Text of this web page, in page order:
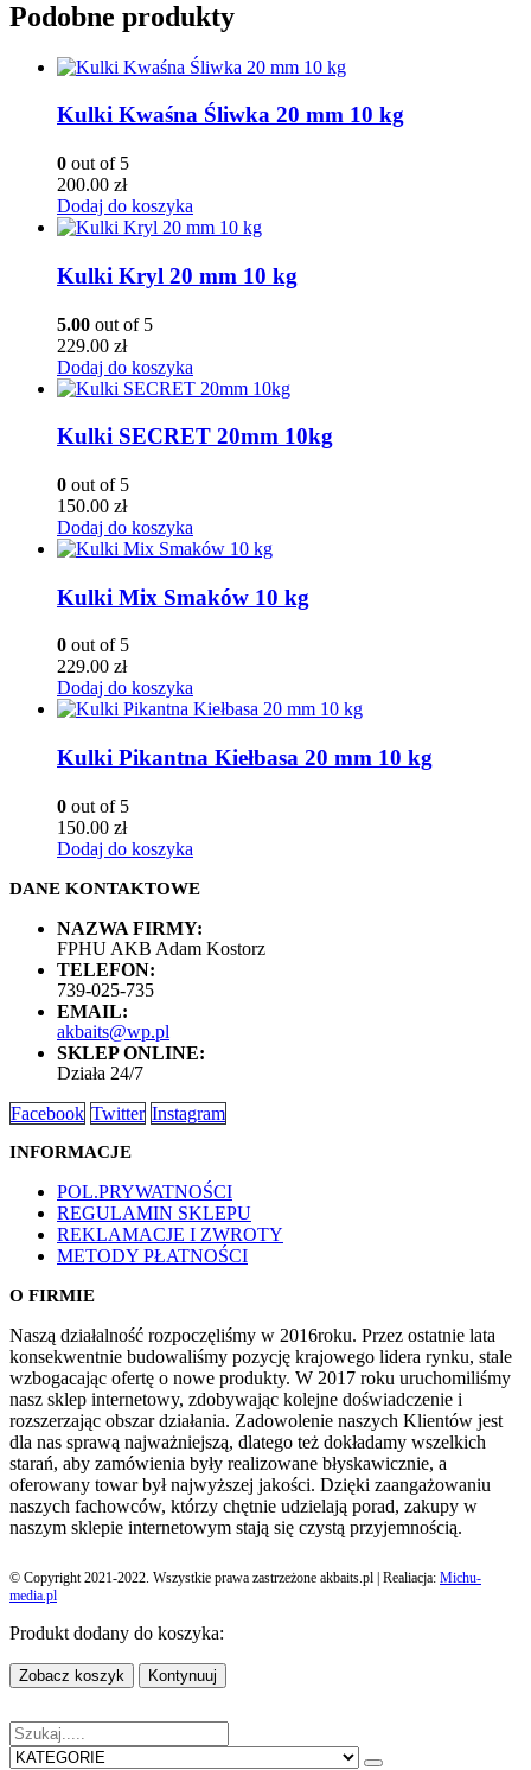
Podobne produkty
Kulki Kwaśna Śliwka 20 mm 10 kg
0 out of 5
200.00 zł
Dodaj do koszyka
Kulki Kryl 20 mm 10 kg
5.00 out of 5
229.00 zł
Dodaj do koszyka
Kulki SECRET 20mm 10kg
0 out of 5
150.00 zł
Dodaj do koszyka
Kulki Mix Smaków 10 kg
0 out of 5
229.00 zł
Dodaj do koszyka
Kulki Pikantna Kiełbasa 20 mm 10 kg
0 out of 5
150.00 zł
Dodaj do koszyka
DANE KONTAKTOWE
NAZWA FIRMY:
FPHU AKB Adam Kostorz
TELEFON:
739-025-735
EMAIL:
akbaits@wp.pl
SKLEP ONLINE:
Działa 24/7
Facebook Twitter Instagram
INFORMACJE
POL.PRYWATNOŚCI
REGULAMIN SKLEPU
REKLAMACJE I ZWROTY
METODY PŁATNOŚCI
O FIRMIE
Naszą działalność rozpoczęliśmy w 2016roku. Przez ostatnie lata
konsekwentnie budowaliśmy pozycję krajowego lidera rynku, stale
wzbogacając ofertę o nowe produkty. W 2017 roku uruchomiliśmy
nasz sklep internetowy, zdobywając kolejne doświadczenie i
rozszerzając obszar działania. Zadowolenie naszych Klientów jest
dla nas sprawą najważniejszą, dlatego też dokładamy wszelkich
starań, aby zamówienia były realizowane błyskawicznie, a
oferowany towar był najwyższej jakości. Dzięki zaangażowaniu
naszych fachowców, którzy chętnie udzielają porad, zakupy w
naszym sklepie internetowym stają się czystą przyjemnością.
© Copyright 2021-2022. Wszystkie prawa zastrzeżone akbaits.pl | Realiacja: Michu-
media.pl
Produkt dodany do koszyka:
Zobacz koszyk Kontynuuj